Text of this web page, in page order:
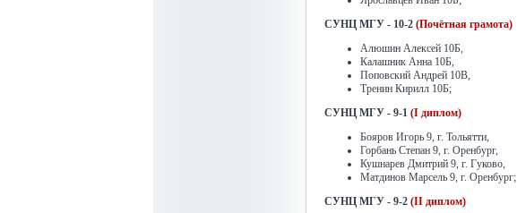
СУНЦ МГУ - 10-2 (Почётная грамота)
Алюшин Алексей 10Б,
Калашник Анна 10Б,
Поповский Андрей 10В,
Тренин Кирилл 10Б;
СУНЦ МГУ - 9-1 (I диплом)
Бояров Игорь 9, г. Тольятти,
Горбань Степан 9, г. Оренбург,
Кушнарев Дмитрий 9, г. Гуково,
Матдинов Марсель 9, г. Оренбург;
СУНЦ МГУ - 9-2 (II диплом)